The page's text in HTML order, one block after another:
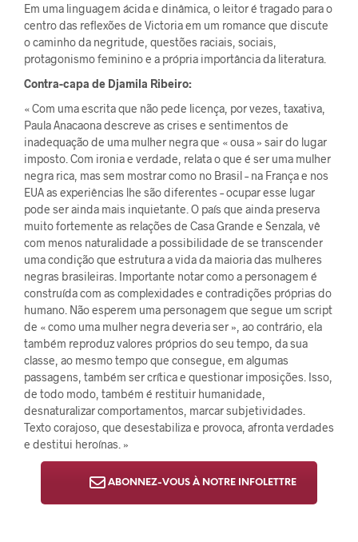
Em uma linguagem ácida e dinâmica, o leitor é tragado para o
centro das reflexões de Victoria em um romance que discute
o caminho da negritude, questões raciais, sociais,
protagonismo feminino e a própria importância da literatura.
Contra-capa de Djamila Ribeiro:
« Com uma escrita que não pede licença, por vezes, taxativa,
Paula Anacaona descreve as crises e sentimentos de
inadequação de uma mulher negra que « ousa » sair do lugar
imposto. Com ironia e verdade, relata o que é ser uma mulher
negra rica, mas sem mostrar como no Brasil – na França e nos
EUA as experiências lhe são diferentes – ocupar esse lugar
pode ser ainda mais inquietante. O país que ainda preserva
muito fortemente as relações de Casa Grande e Senzala, vê
com menos naturalidade a possibilidade de se transcender
uma condição que estrutura a vida da maioria das mulheres
negras brasileiras. Importante notar como a personagem é
construída com as complexidades e contradições próprias do
humano. Não esperem uma personagem que segue um script
de « como uma mulher negra deveria ser », ao contrário, ela
também reproduz valores próprios do seu tempo, da sua
classe, ao mesmo tempo que consegue, em algumas
passagens, também ser crítica e questionar imposições. Isso,
de todo modo, também é restituir humanidade,
desnaturalizar comportamentos, marcar subjetividades.
Texto corajoso, que desestabiliza e provoca, afronta verdades
e destitui heroínas. »
ABONNEZ-VOUS À NOTRE INFOLETTRE